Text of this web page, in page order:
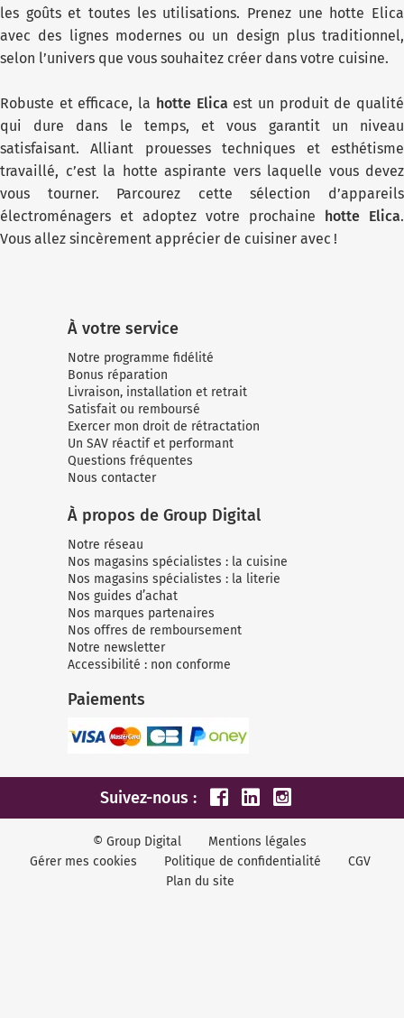
les goûts et toutes les utilisations. Prenez une hotte Elica
avec des lignes modernes ou un design plus traditionnel,
selon l’univers que vous souhaitez créer dans votre cuisine.
Robuste et efficace, la hotte Elica est un produit de qualité
qui dure dans le temps, et vous garantit un niveau
satisfaisant. Alliant prouesses techniques et esthétisme
travaillé, c’est la hotte aspirante vers laquelle vous devez
vous tourner. Parcourez cette sélection d’appareils
électroménagers et adoptez votre prochaine hotte Elica.
Vous allez sincèrement apprécier de cuisiner avec !
À votre service
Notre programme fidélité
Bonus réparation
Livraison, installation et retrait
Satisfait ou remboursé
Exercer mon droit de rétractation
Un SAV réactif et performant
Questions fréquentes
Nous contacter
À propos de Group Digital
Notre réseau
Nos magasins spécialistes : la cuisine
Nos magasins spécialistes : la literie
Nos guides d’achat
Nos marques partenaires
Nos offres de remboursement
Notre newsletter
Accessibilité : non conforme
Paiements
Suivez-nous :
© Group Digital
Mentions légales
Gérer mes cookies
Politique de confidentialité
CGV
Plan du site